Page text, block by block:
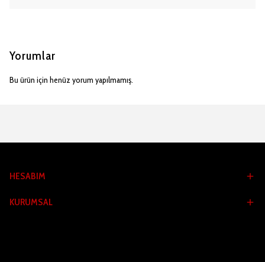
Yorumlar
Bu ürün için henüz yorum yapılmamış.
HESABIM
KURUMSAL